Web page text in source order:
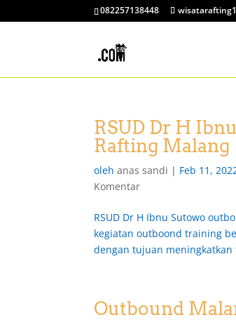
082257138448
RSUD Dr H
Rafting Malang
olehanas sandi | Feb 11,
Komentar
RSUD Dr H Ibnu Sutowo
kegiatan outboond training
dengan tujuan
Outbound